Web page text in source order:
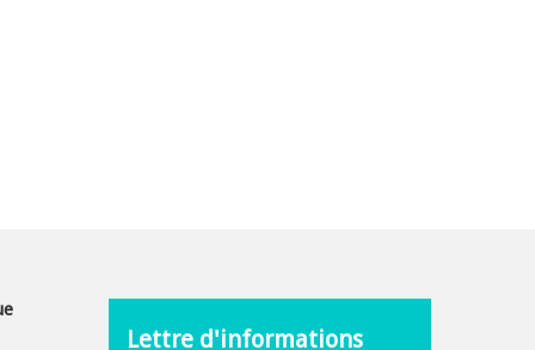
Lettre d'informations